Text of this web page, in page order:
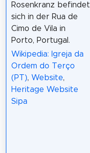
Rosenkranz befindet
sich in der Rua de
Cimo de Vila in
Porto, Portugal.
Wikipedia: Igreja da
Ordem do Terço
(PT), Website,
Heritage Website
Sipa